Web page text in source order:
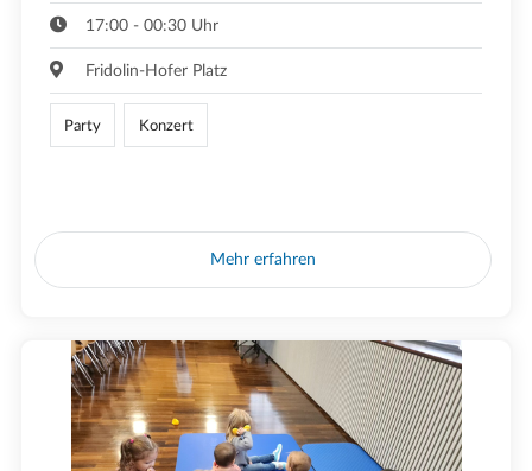
17:00 - 00:30 Uhr
Fridolin-Hofer Platz
Party Konzert
Mehr erfahren